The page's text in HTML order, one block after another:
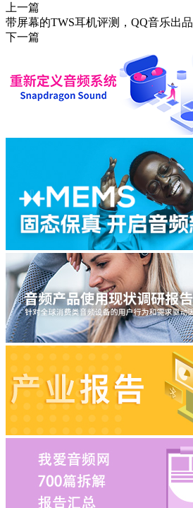
上一篇
带屏幕的TWS耳机评测，QQ音乐出品
下一篇